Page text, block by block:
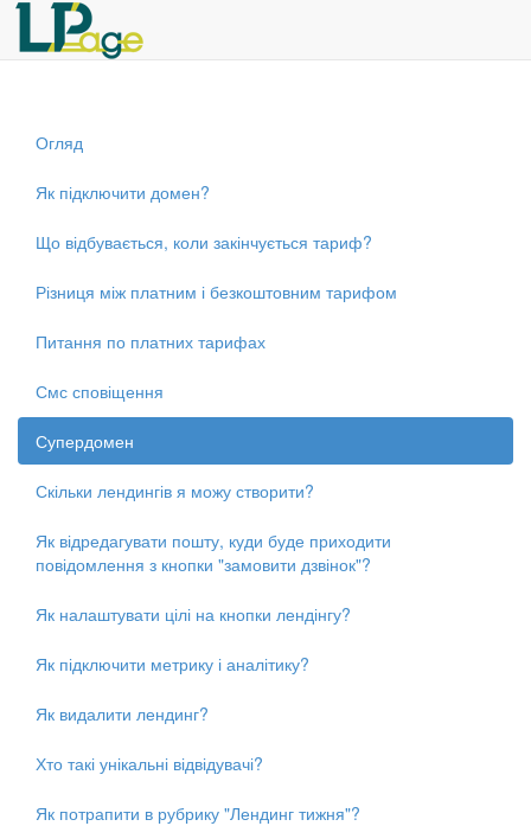
Огляд
Як підключити домен?
Що відбувається, коли закінчується тариф?
Різниця між платним і безкоштовним тарифом
Питання по платних тарифах
Смс сповіщення
Супердомен
Скільки лендингів я можу створити?
Як відредагувати пошту, куди буде приходити
повідомлення з кнопки "замовити дзвінок"?
Як налаштувати цілі на кнопки лендінгу?
Як підключити метрику і аналітику?
Як видалити лендинг?
Хто такі унікальні відвідувачі?
Як потрапити в рубрику "Лендинг тижня"?